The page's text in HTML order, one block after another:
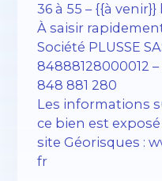
36 à 55 – {{à
À saisir
Société PLUSSE
84888128000012
848 881 280
Les informations
ce bien est
site Géorisques :
fr